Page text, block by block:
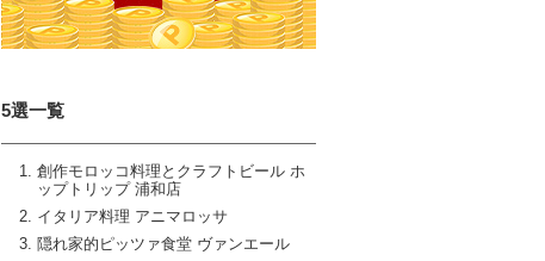
5選一覧
創作モロッコ料理とクラフトビール ホ
ップトリップ 浦和店
イタリア料理 アニマロッサ
隠れ家的ピッツァ食堂 ヴァンエール